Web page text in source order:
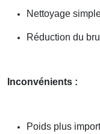
Nettoyage
Réduction du
Inconvénients :
Poids plus